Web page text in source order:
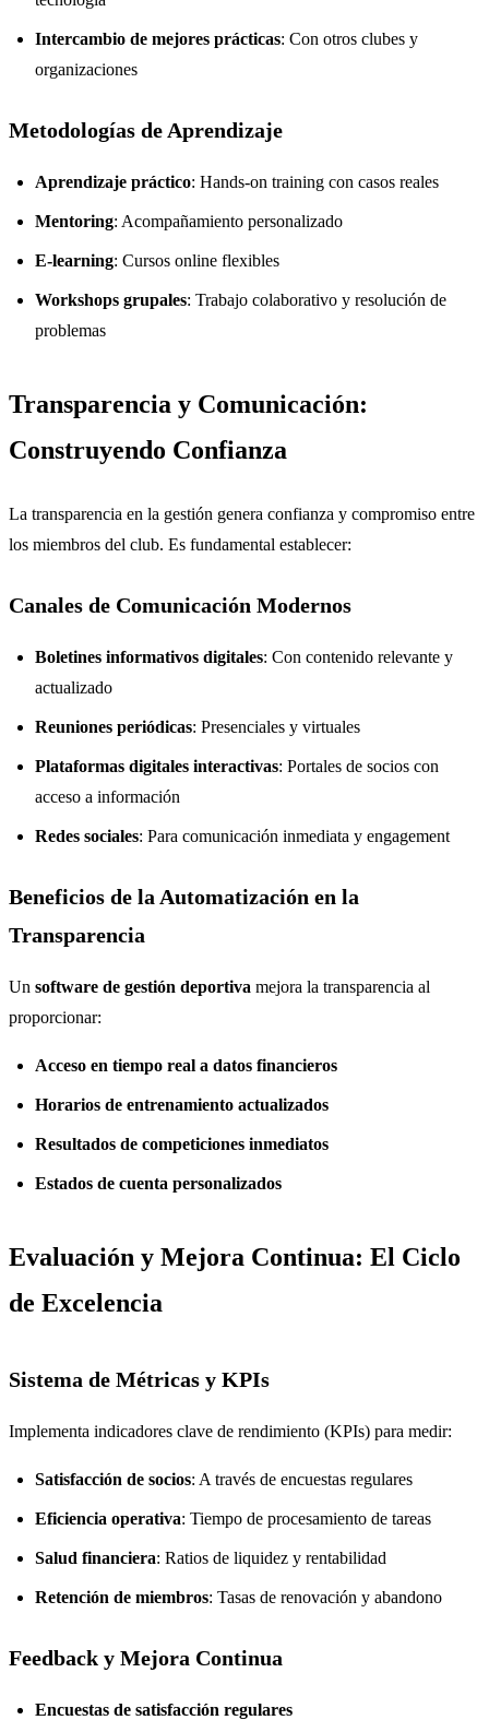
Intercambio de mejores prácticas: Con otros clubes y
organizaciones
Metodologías de Aprendizaje
Aprendizaje práctico: Hands-on training con casos reales
Mentoring: Acompañamiento personalizado
E-learning: Cursos online flexibles
Workshops grupales: Trabajo colaborativo y resolución de
problemas
Transparencia y Comunicación:
Construyendo Confianza
La transparencia en la gestión genera confianza y compromiso entre
los miembros del club. Es fundamental establecer:
Canales de Comunicación Modernos
Boletines informativos digitales: Con contenido relevante y
actualizado
Reuniones periódicas: Presenciales y virtuales
Plataformas digitales interactivas: Portales de socios con
acceso a información
Redes sociales: Para comunicación inmediata y engagement
Beneficios de la Automatización en la
Transparencia
Un software de gestión deportiva mejora la transparencia al
proporcionar:
Acceso en tiempo real a datos financieros
Horarios de entrenamiento actualizados
Resultados de competiciones inmediatos
Estados de cuenta personalizados
Evaluación y Mejora Continua: El Ciclo
de Excelencia
Sistema de Métricas y KPIs
Implementa indicadores clave de rendimiento (KPIs) para medir:
Satisfacción de socios: A través de encuestas regulares
Eficiencia operativa: Tiempo de procesamiento de tareas
Salud financiera: Ratios de liquidez y rentabilidad
Retención de miembros: Tasas de renovación y abandono
Feedback y Mejora Continua
Encuestas de satisfacción regulares